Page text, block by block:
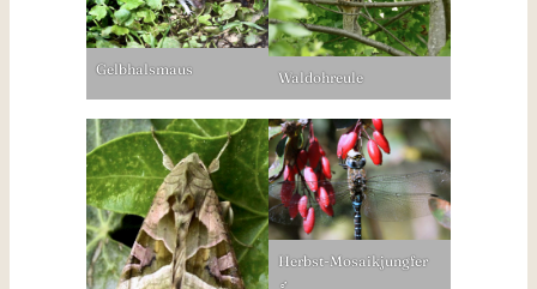
Gelbhalsmaus Waldohreule
Herbst-Mosaikjungfer
♂